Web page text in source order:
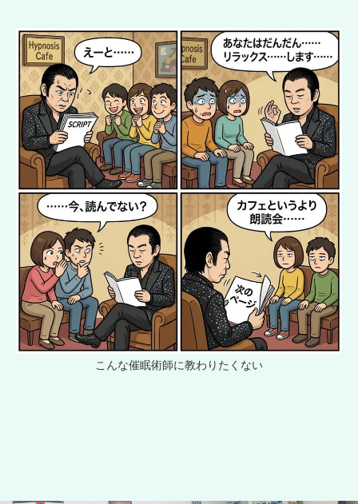
こんな催眠術師に教わりたくない